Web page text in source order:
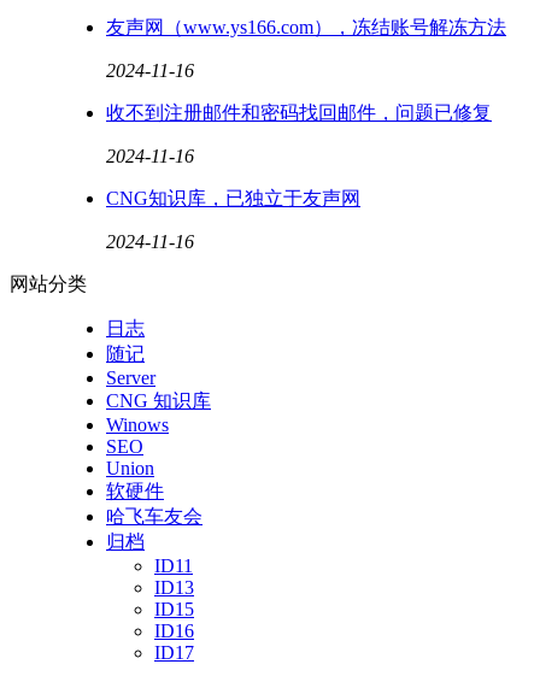
友声网（www.ys166.com），冻结账号解冻方法
2024-11-16
收不到注册邮件和密码找回邮件，问题已修复
2024-11-16
CNG知识库，已独立于友声网
2024-11-16
网站分类
日志
随记
Server
CNG 知识库
Winows
SEO
Union
软硬件
哈飞车友会
归档
ID11
ID13
ID15
ID16
ID17